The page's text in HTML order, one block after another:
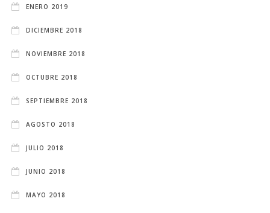
ENERO 2019
DICIEMBRE 2018
NOVIEMBRE 2018
OCTUBRE 2018
SEPTIEMBRE 2018
AGOSTO 2018
JULIO 2018
JUNIO 2018
MAYO 2018